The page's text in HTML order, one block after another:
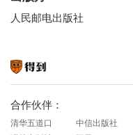
人民邮电出版社
合作伙伴：
清华五道口 中信出版社